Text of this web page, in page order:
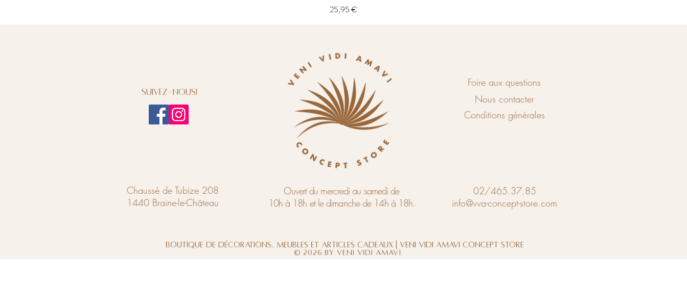
Prix
25,95 €
Suivez-nous!
Chaussé de Tubize 208
1440 Braine-le-Château
Foire aux questions
Nous contacter
Conditions générales
Ouvert du mercredi au samedi de
10h à 18h et le dimanche de 14h à 18h.
02/465.37.85
info@vva-concept-store.com
Boutique de décorations, meubles et articles cadeaux | Veni Vidi Amavi Concept Store
© 2026 by Veni Vidi Amavi